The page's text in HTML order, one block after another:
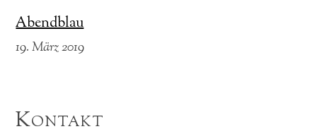
Abendblau
19. März 2019
Kontakt